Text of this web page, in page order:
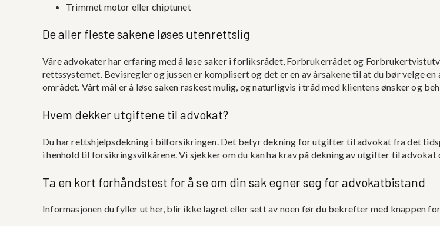
Trimmet motor eller chiptunet
De aller fleste sakene løses utenrettslig
Våre advokater har erfaring med å løse saker i forliksrådet, Forbrukerrådet og
rettssystemet. Bevisregler og jussen er komplisert og det er en av årsakene til at du bør velge
området. Vårt mål er å løse saken raskest mulig, og naturligvis i tråd med klientens ønsker og
Hvem dekker utgiftene til advokat?
Du har rettshjelpsdekning i bilforsikringen. Det betyr dekning for utgifter til advokat fra det
i henhold til forsikringsvilkårene. Vi sjekker om du kan ha krav på dekning av utgifter til
Ta en kort forhåndstest for å se om din sak egner seg for advokatbistand
Informasjonen du fyller ut her, blir ikke lagret eller sett av noen før du bekrefter med knappen